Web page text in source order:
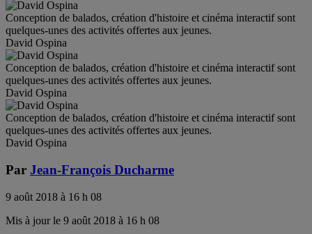
Conception de balados, création d'histoire et cinéma interactif sont
quelques-unes des activités offertes aux jeunes.
David Ospina
Conception de balados, création d'histoire et cinéma interactif sont
quelques-unes des activités offertes aux jeunes.
David Ospina
Conception de balados, création d'histoire et cinéma interactif sont
quelques-unes des activités offertes aux jeunes.
David Ospina
Par Jean-François Ducharme
9 août 2018 à 16 h 08
Mis à jour le 9 août 2018 à 16 h 08